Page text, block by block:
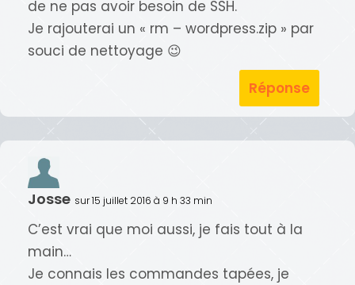
de ne pas avoir besoin de SSH.
Je rajouterai un « rm – wordpress.zip » par
souci de nettoyage 😉
Réponse
Josse sur 15 juillet 2016 à 9 h 33 min
C’est vrai que moi aussi, je fais tout à la
main…
Je connais les commandes tapées, je